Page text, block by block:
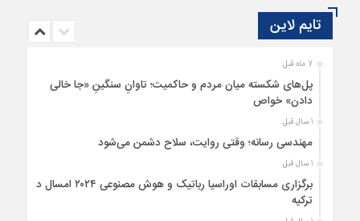
تایم لاین
7 ماه قبل
پل‌های شکسته میان مردم و حاکمیت؛ تاوانِ سنگینِ «جا خالی
دادن» خواص
1 سال قبل
مهندسی رسانه؛ وقتی روایت، سلاح دشمن می‌شود
1 سال قبل
برگزاری مسابقات اوراسیا رباتیک و هوش مصنوعی ۲۰۲۴ امسال در
ترکیه